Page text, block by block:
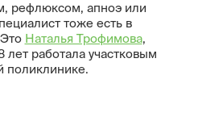
рефлюксом, апноэ или
тоже есть в
Наталья Трофимова,
лет работала участковым
поликлинике.